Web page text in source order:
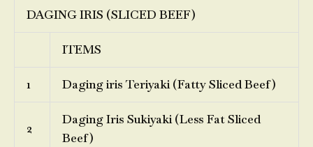
DAGING IRIS (SLICED BEEF)
ITEMS
1 Daging iris Teriyaki (Fatty Sliced Beef)
2
Daging Iris Sukiyaki (Less Fat Sliced
Beef)